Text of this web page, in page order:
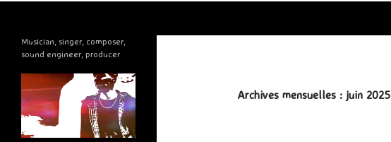
Archives mensuelles : juin 2025
Musician, singer, composer,
sound engineer, producer